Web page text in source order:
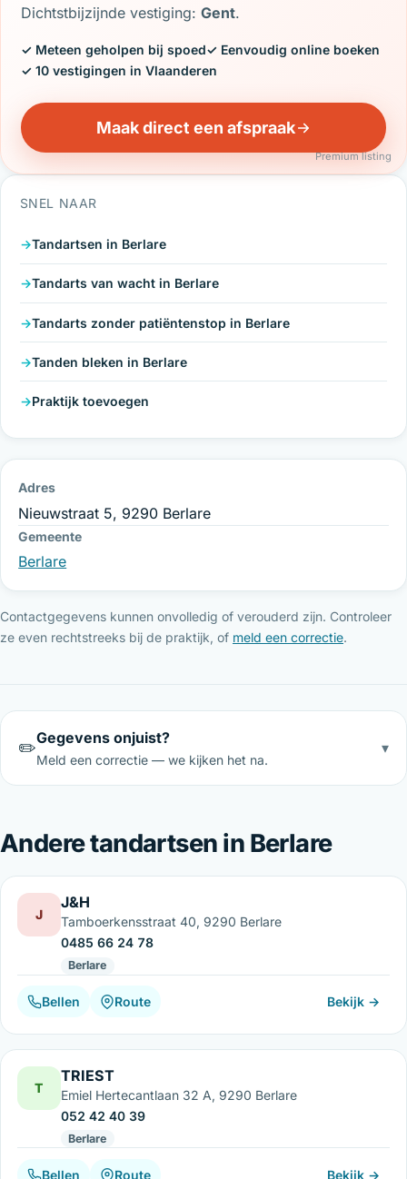
Dichtstbijzijnde vestiging:Gent.
✓ Meteen geholpen bij spoed✓ Eenvoudig online boeken
✓ 10 vestigingen in Vlaanderen
Maak direct een afspraak
Premium listing
SNEL NAAR
Tandartsen in Berlare
Tandarts van wacht in Berlare
Tandarts zonder patiëntenstop in Berlare
Tanden bleken in Berlare
Praktijk toevoegen
Adres
Nieuwstraat 5, 9290 Berlare
Gemeente
Berlare
Contactgegevens kunnen onvolledig of verouderd zijn. Controleer
ze even rechtstreeks bij de praktijk, of meld een correctie.
✏️Gegevens onjuist?
Meld een correctie — we kijken het na.
▾
Andere tandartsen in Berlare
J
J&H
Tamboerkensstraat 40, 9290 Berlare
0485 66 24 78
Berlare
Bellen Route Bekijk →
T
TRIEST
Emiel Hertecantlaan 32 A, 9290 Berlare
052 42 40 39
Berlare
Bellen Route Bekijk →